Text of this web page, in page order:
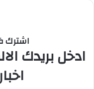
اشترك
ادخل بريدك